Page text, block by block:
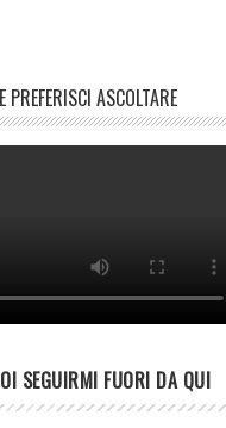
PREFERISCI ASCOLTARE
SEGUIRMI FUORI DA QUI